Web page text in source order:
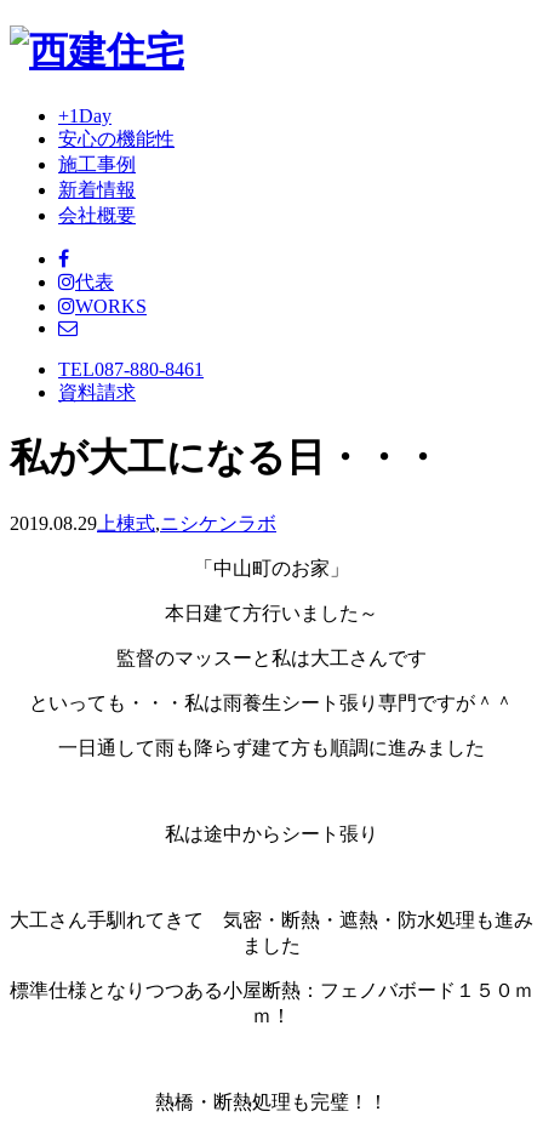
+1Day
安心の機能性
施工事例
新着情報
会社概要
代表
WORKS
TEL087-880-8461
資料請求
私が大工になる日・・・
2019.08.29 上棟式,ニシケンラボ
「中山町のお家」
本日建て方行いました～
監督のマッスーと私は大工さんです
といっても・・・私は雨養生シート張り専門ですが＾＾
一日通して雨も降らず建て方も順調に進みました
私は途中からシート張り
大工さん手馴れてきて 気密・断熱・遮熱・防水処理も進み
ました
標準仕様となりつつある小屋断熱：フェノバボード１５０ｍ
ｍ！
熱橋・断熱処理も完璧！！